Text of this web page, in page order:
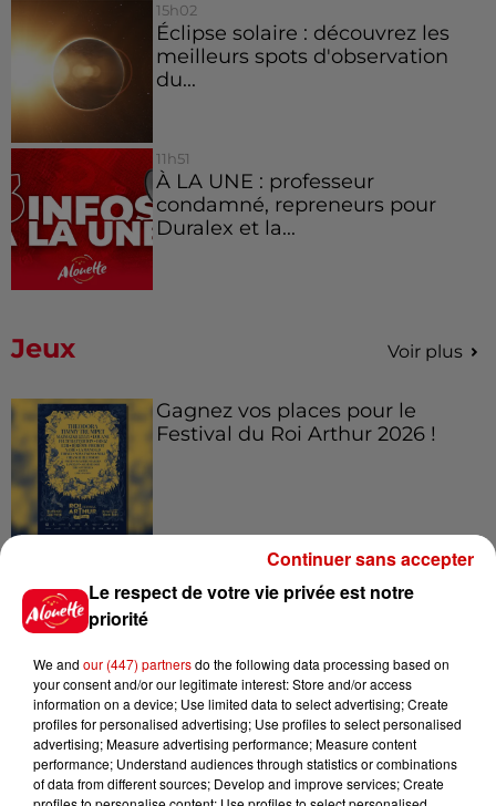
15h02
Éclipse solaire : découvrez les
meilleurs spots d'observation
du...
11h51
À LA UNE : professeur
condamné, repreneurs pour
Duralex et la...
Jeux Voir plus
Gagnez vos places pour le
Festival du Roi Arthur 2026 !
Gagnez vos entrées pour le
Musée du Sport Automobile au
Mans !
Alouette vous invite à
Futuroscope Xperiences !
Le respect de votre vie privée est notre
priorité
We and our (447) partnersdo the following data processing based on
your consent and/or our legitimate interest: Store and/or access
information on a device; Use limited data to select advertising; Create
profiles for personalised advertising; Use profiles to select personalised
advertising; Measure advertising performance; Measure content
performance; Understand audiences through statistics or combinations
of data from different sources; Develop and improve services; Create
Continuer sans accepter